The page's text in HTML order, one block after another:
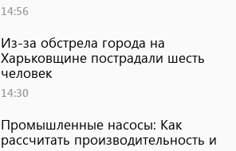
14:56
Из-за обстрела города на
Харьковщине пострадали шесть
человек
14:30
Промышленные насосы: Как
рассчитать производительность и